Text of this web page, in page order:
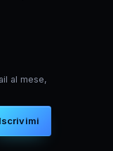
al mese,
Iscrivimi